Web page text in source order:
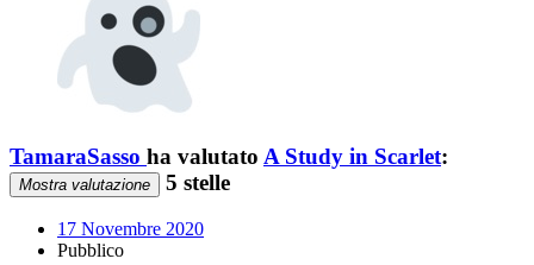
TamaraSasso ha valutato A Study in Scarlet:
Mostra valutazione 5 stelle
17 Novembre 2020
Pubblico